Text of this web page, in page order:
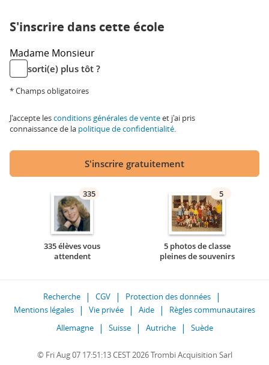
S'inscrire dans cette école
Madame Monsieur
sorti(e) plus tôt ?
* Champs obligatoires
J'accepte lesconditions générales de venteet j'ai pris
connaissance de la politique de confidentialité.
S'inscrire gratuitement
335
335 élèves vous
attendent
5
5 photos de classe
pleines de souvenirs
Recherche CGV
Protection des données
Mentions légales
Vie privée Aide
Règles communautaires
Allemagne
Suisse Autriche Suède
© Fri Aug 07 17:51:13 CEST 2026 Trombi Acquisition Sarl